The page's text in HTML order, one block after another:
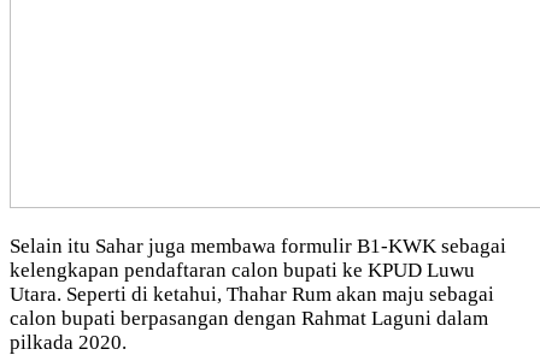
Selain itu Sahar juga membawa formulir B1-KWK sebagai
kelengkapan pendaftaran calon bupati ke KPUD Luwu
Utara. Seperti di ketahui, Thahar Rum akan maju sebagai
calon bupati berpasangan dengan Rahmat Laguni dalam
pilkada 2020.